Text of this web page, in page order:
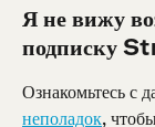
Я не вижу
подписку
Ознакомьтесь с
неполадок,